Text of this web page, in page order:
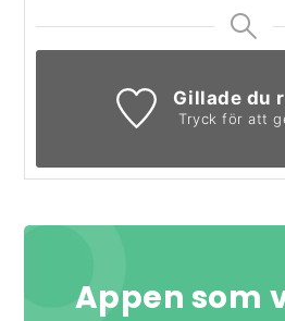
Gillade du
Tryck för att
Appen som